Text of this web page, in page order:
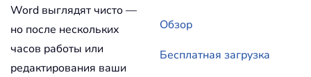
Обзор
Бесплатная загрузка
Word выглядят чисто —
но после нескольких
часов работы или
редактирования ваши